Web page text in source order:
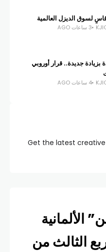
لسوق الديزل العالمية
3 ساعات AGO
بزيادة جديدة.. قرار أوروبي
4 ساعات AGO
Get the latest
الألمانية
الربع الثالث من